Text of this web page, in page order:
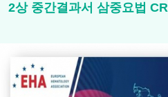
2상 중간결과서 삼중요법